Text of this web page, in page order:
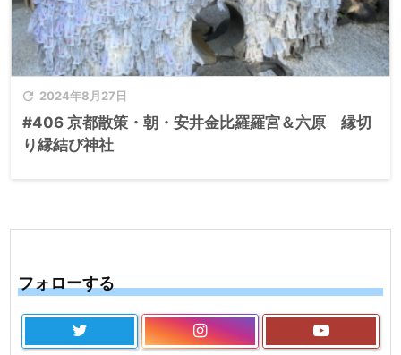
 2024年8月27日
#406 京都散策・朝・安井金比羅羅宮＆六原 縁切
り縁結び神社
フォローする